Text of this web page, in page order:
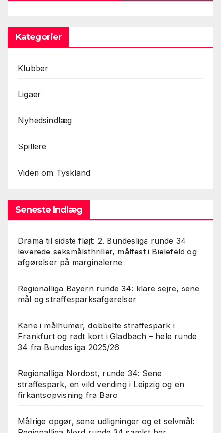
Kategorier
Klubber
Ligaer
Nyhedsindlæg
Spillere
Viden om Tyskland
Seneste Indlæg
Drama til sidste fløjt: 2. Bundesliga runde 34
leverede seksmålsthriller, målfest i Bielefeld og
afgørelser på marginalerne
Regionalliga Bayern runde 34: klare sejre, sene
mål og straffesparksafgørelser
Kane i målhumør, dobbelte straffespark i
Frankfurt og rødt kort i Gladbach – hele runde
34 fra Bundesliga 2025/26
Regionalliga Nordost, runde 34: Sene
straffespark, en vild vending i Leipzig og en
firkantsopvisning fra Baro
Målrige opgør, sene udligninger og et selvmål: